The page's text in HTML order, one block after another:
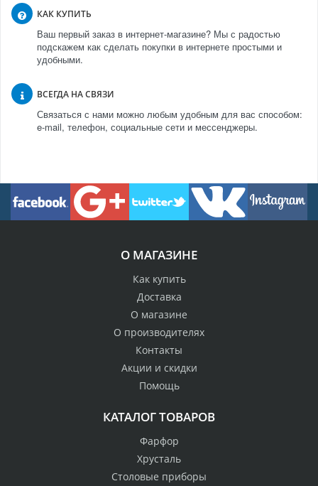
КАК КУПИТЬ
Ваш первый заказ в интернет-магазине? Мы с радостью
подскажем как сделать покупки в интернете простыми и
удобными.
ВСЕГДА НА СВЯЗИ
Связаться с нами можно любым удобным для вас способом:
e-mail, телефон, социальные сети и мессенджеры.
О МАГАЗИНЕ
Как купить
Доставка
О магазине
О производителях
Контакты
Акции и скидки
Помощь
КАТАЛОГ ТОВАРОВ
Фарфор
Хрусталь
Столовые приборы